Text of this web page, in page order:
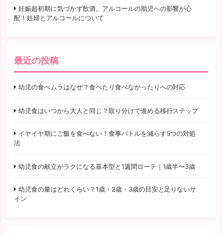
妊娠超初期に気づかず飲酒。アルコールの胎児への影響が心
配！妊婦とアルコールについて
最近の投稿
幼児の食べムラはなぜ？食べたり食べなかったりへの対応
幼児食はいつから大人と同じ？取り分けで進める移行ステップ
イヤイヤ期にご飯を食べない！食事バトルを減らす5つの対処
法
幼児食の献立がラクになる基本型と1週間ローテ｜1歳半〜3歳
幼児食の量はどれくらい？1歳・2歳・3歳の目安と足りないサ
イン